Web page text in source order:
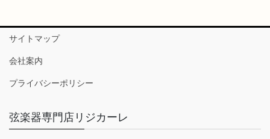
サイトマップ
会社案内
プライバシーポリシー
弦楽器専門店リジカーレ